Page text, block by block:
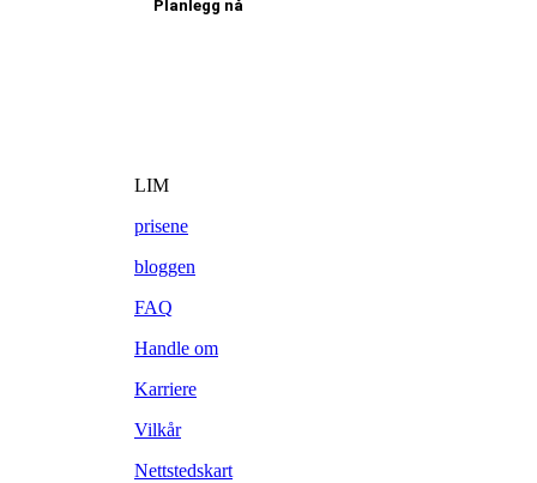
Planlegg nå
LIM
prisene
bloggen
FAQ
Handle om
Karriere
Vilkår
Nettstedskart